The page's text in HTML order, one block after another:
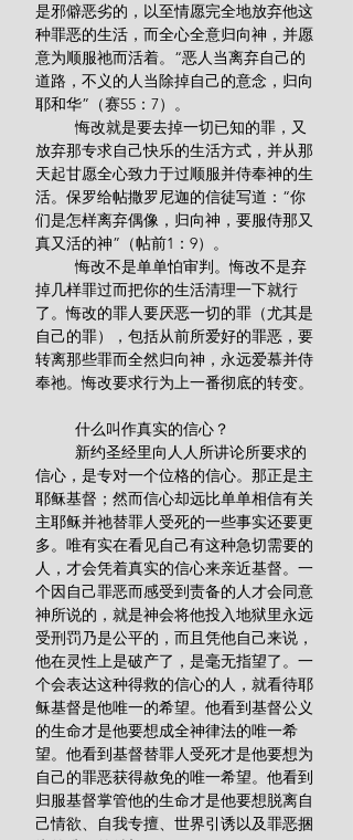
是邪僻恶劣的，以至情愿完全地放弃他这
种罪恶的生活，而全心全意归向神，并愿
意为顺服祂而活着。“恶人当离弃自己的
道路，不义的人当除掉自己的意念，归向
耶和华”（赛55：7）。
         悔改就是要去掉一切已知的罪，又
放弃那专求自己快乐的生活方式，并从那
天起甘愿全心致力于过顺服并侍奉神的生
活。保罗给帖撒罗尼迦的信徒写道：“你
们是怎样离弃偶像，归向神，要服侍那又
真又活的神”（帖前1：9）。
         悔改不是单单怕审判。悔改不是弃
掉几样罪过而把你的生活清理一下就行
了。悔改的罪人要厌恶一切的罪（尤其是
自己的罪），包括从前所爱好的罪恶，要
转离那些罪而全然归向神，永远爱慕并侍
奉祂。悔改要求行为上一番彻底的转变。
         什么叫作真实的信心？
信心，是专对一个位格的信心。那正是主
耶稣基督；然而信心却远比单单相信有关
主耶稣并祂替罪人受死的一些事实还要更
多。唯有实在看见自己有这种急切需要的
人，才会凭着真实的信心来亲近基督。一
个因自己罪恶而感受到责备的人才会同意
神所说的，就是神会将他投入地狱里永远
受刑罚乃是公平的，而且凭他自己来说，
他在灵性上是破产了，是毫无指望了。一
个会表达这种得救的信心的人，就看待耶
稣基督是他唯一的希望。他看到基督公义
的生命才是他要想成全神律法的唯一希
望。他看到基督替罪人受死才是他要想为
自己的罪恶获得赦免的唯一希望。他看到
归服基督掌管他的生命才是他要想脱离自
己情欲、自我专擅、世界引诱以及罪恶捆